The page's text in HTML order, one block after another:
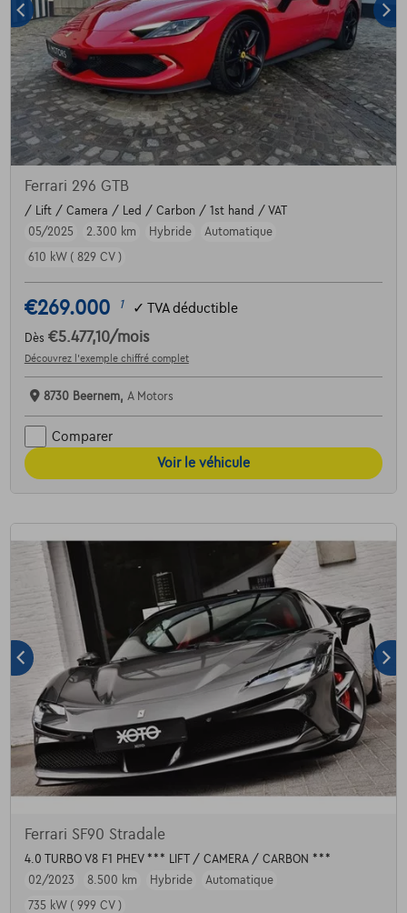
Ferrari 296 GTB
/ Lift / Camera / Led / Carbon / 1st hand / VAT
05/2025
2.300 km Hybride
Automatique
610 kW ( 829 CV )
€269.000 1 ✓ TVA déductible
Dès €5.477,10/mois
Découvrez l’exemple chiffré complet
8730 Beernem, A Motors
Comparer
Voir le véhicule
Ferrari SF90 Stradale
4.0 TURBO V8 F1 PHEV *** LIFT / CAMERA / CARBON ***
02/2023
8.500 km Hybride
Automatique
735 kW ( 999 CV )